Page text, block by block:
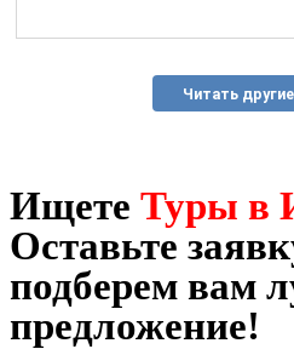
Читать
Ищете Туры в
Оставьте
подберем вам
предложение!